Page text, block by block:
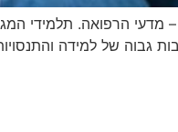
מדעי הרפואה. תלמידי